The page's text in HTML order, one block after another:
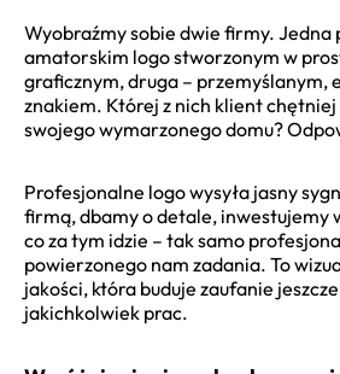
Wyobraźmy sobie dwie firmy. Jedna
amatorskim logo stworzonym w
graficznym, druga – przemyślanym,
znakiem. Której z nich klient
swojego wymarzonego domu?
Profesjonalne logo wysyła jasny
firmą, dbamy o detale, inwestujemy
co za tym idzie – tak samo
powierzonego nam zadania. To
jakości, która buduje zaufanie
jakichkolwiek prac.